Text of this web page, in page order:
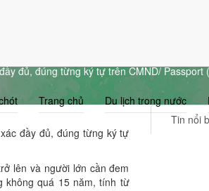
Trang chủ Du lịch trong nước
đủ, đúng từng ký tự trên CMND/ Passport
đầy đủ, đúng từng ký tự
lên và người lớn cần đem
không quá 15 năm, tính từ
Tin nổi